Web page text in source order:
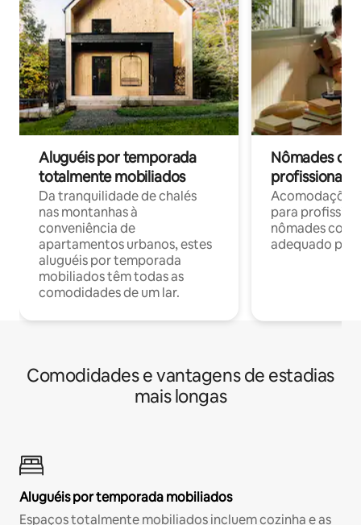
Aluguéis por temporada
totalmente mobiliados
Da tranquilidade de chalés
nas montanhas à
conveniência de
apartamentos urbanos, estes
aluguéis por temporada
mobiliados têm todas as
comodidades de um lar.
Nômades
profissionais
para
nômades com
adequado
Comodidades e vantagens de estadias
mais longas
Aluguéis por temporada mobiliados
Espaços totalmente mobiliados incluem cozinha e as